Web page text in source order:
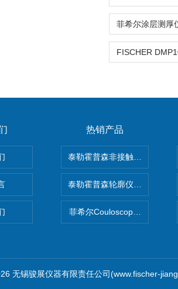
热销产品
泰勒霍普森非接触式轮廓仪
泰勒霍普森轮廓仪|TAYLOR
菲希尔Couloscope CMS2电
无锡骏展仪器有限责任公司(www.fischer-